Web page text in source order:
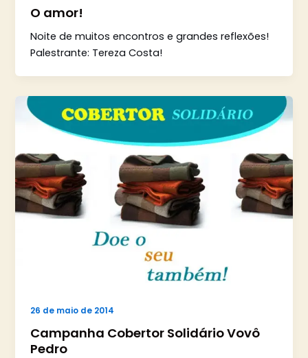
O amor!
Noite de muitos encontros e grandes reflexões!
Palestrante: Tereza Costa!
26 de maio de 2014
Campanha Cobertor Solidário Vovô
Pedro